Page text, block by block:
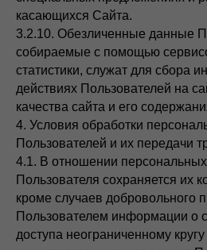
касающихся Сайта.
3.2.10. Обезличенные данные
собираемые с помощью
статистики, служат для сбора
действиях Пользователей на
качества сайта и его
4. Условия обработки
Пользователей и их передачи
4.1. В отношении
Пользователя сохраняется их
кроме случаев добровольного
Пользователем информации о
доступа неограниченному